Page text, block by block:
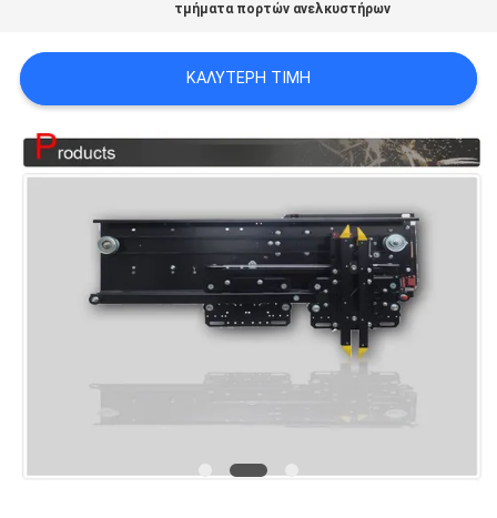
ΠΕΡΙΠΤΏΣΕΙΣ
SITEMAP
PRIVACY
POLICY
τμήματα πορτών ανελκυστήρων
ΚΑΛΎΤΕΡΗ ΤΙΜΉ